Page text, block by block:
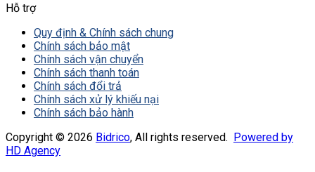
Hỗ trợ
Quy định & Chính sách chung
Chính sách bảo mật
Chính sách vận chuyển
Chính sách thanh toán
Chính sách đổi trả
Chính sách xử lý khiếu nại
Chính sách bảo hành
Copyright © 2026 Bidrico, All rights reserved. Powered by
HD Agency